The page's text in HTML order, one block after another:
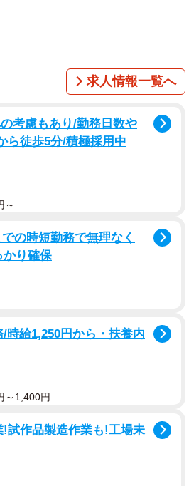
（出典：結婚相談所Presia）
ねたところ、「マッチングアプ
オフ会・イベント」（44票）が
求人情報一覧へ
考慮もあり/勤務日数や
ら徒歩5分/積極採用中
～
の時短勤務で無理なく
かり確保
時給1,250円から・扶養内
～1,400円
試作品製造作業も!工場未